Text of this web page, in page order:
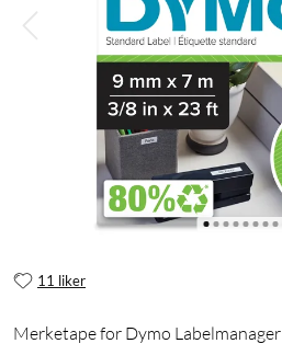
11 liker
Merketape for Dymo Labelmanager